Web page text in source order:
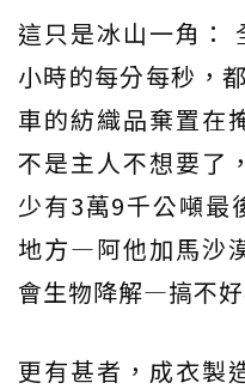
這只是冰山一角：
小時的每分每秒，
車的紡織品棄置在
不是主人不想要了
少有3萬9千公噸最
地方―阿他加馬沙
會生物降解―搞不好
更有甚者，成衣製